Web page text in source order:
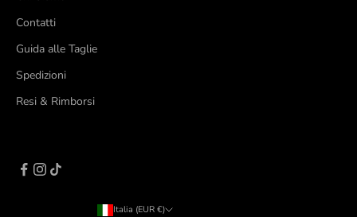
Contatti
Guida alle Taglie
Spedizioni
Resi & Rimborsi
Italia (EUR €)